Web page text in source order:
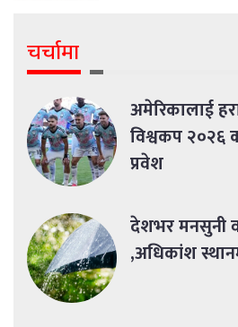
चर्चामा
अमेरिकालाई
विश्वकप २०२६
प्रवेश
देशभर मनसुनी
,अधिकांश